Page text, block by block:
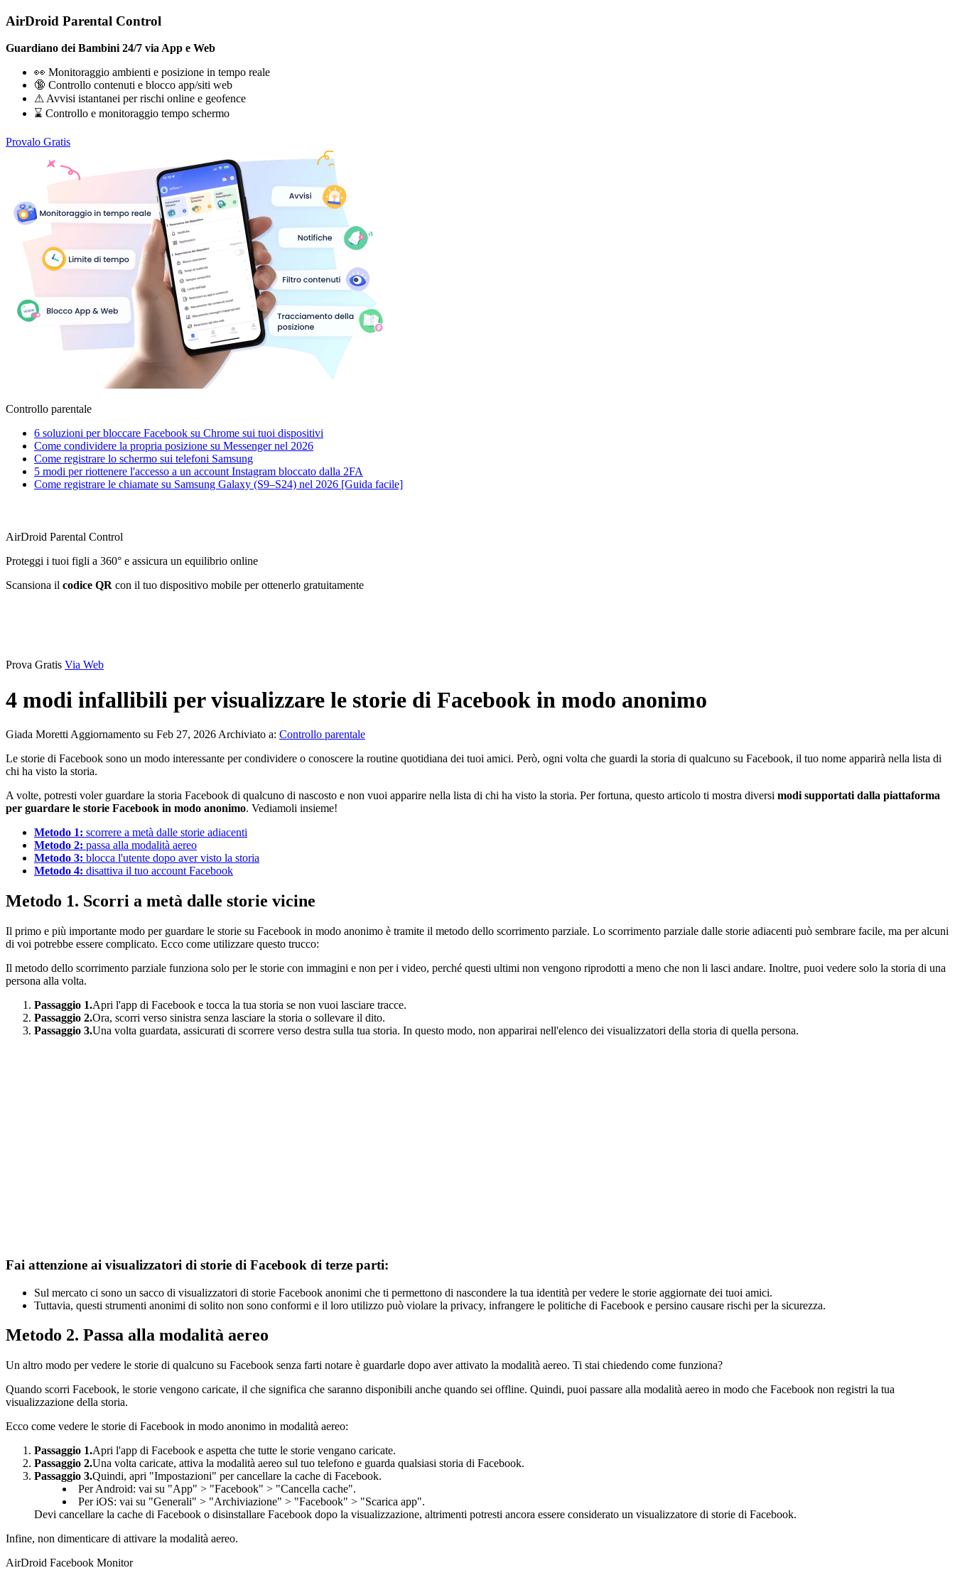
AirDroid Parental Control
Guardiano dei Bambini 24/7 via App e Web
👀 Monitoraggio ambienti e posizione in tempo reale
🔞 Controllo contenuti e blocco app/siti web
⚠ Avvisi istantanei per rischi online e geofence
⌛ Controllo e monitoraggio tempo schermo
Provalo Gratis
Controllo parentale
6 soluzioni per bloccare Facebook su Chrome sui tuoi dispositivi
Come condividere la propria posizione su Messenger nel 2026
Come registrare lo schermo sui telefoni Samsung
5 modi per riottenere l'accesso a un account Instagram bloccato dalla 2FA
Come registrare le chiamate su Samsung Galaxy (S9–S24) nel 2026 [Guida facile]
AirDroid Parental Control
Proteggi i tuoi figli a 360° e assicura un equilibrio online
Scansiona il codice QR con il tuo dispositivo mobile per ottenerlo gratuitamente
Prova Gratis Via Web
4 modi infallibili per visualizzare le storie di Facebook in modo anonimo
Giada Moretti Aggiornamento su Feb 27, 2026 Archiviato a: Controllo parentale
Le storie di Facebook sono un modo interessante per condividere o conoscere la routine quotidiana dei tuoi amici. Però, ogni volta che guardi la storia di qualcuno su Facebook, il tuo nome apparirà nella lista di
chi ha visto la storia.
A volte, potresti voler guardare la storia Facebook di qualcuno di nascosto e non vuoi apparire nella lista di chi ha visto la storia. Per fortuna, questo articolo ti mostra diversi modi supportati dalla piattaforma
per guardare le storie Facebook in modo anonimo. Vediamoli insieme!
Metodo 1: scorrere a metà dalle storie adiacenti
Metodo 2: passa alla modalità aereo
Metodo 3: blocca l'utente dopo aver visto la storia
Metodo 4: disattiva il tuo account Facebook
Metodo 1. Scorri a metà dalle storie vicine
Il primo e più importante modo per guardare le storie su Facebook in modo anonimo è tramite il metodo dello scorrimento parziale. Lo scorrimento parziale dalle storie adiacenti può sembrare facile, ma per alcuni
di voi potrebbe essere complicato. Ecco come utilizzare questo trucco:
Il metodo dello scorrimento parziale funziona solo per le storie con immagini e non per i video, perché questi ultimi non vengono riprodotti a meno che non li lasci andare. Inoltre, puoi vedere solo la storia di una
persona alla volta.
Passaggio 1.Apri l'app di Facebook e tocca la tua storia se non vuoi lasciare tracce.
Passaggio 2.Ora, scorri verso sinistra senza lasciare la storia o sollevare il dito.
Passaggio 3.Una volta guardata, assicurati di scorrere verso destra sulla tua storia. In questo modo, non apparirai nell'elenco dei visualizzatori della storia di quella persona.
Fai attenzione ai visualizzatori di storie di Facebook di terze parti:
Sul mercato ci sono un sacco di visualizzatori di storie Facebook anonimi che ti permettono di nascondere la tua identità per vedere le storie aggiornate dei tuoi amici.
Tuttavia, questi strumenti anonimi di solito non sono conformi e il loro utilizzo può violare la privacy, infrangere le politiche di Facebook e persino causare rischi per la sicurezza.
Metodo 2. Passa alla modalità aereo
Un altro modo per vedere le storie di qualcuno su Facebook senza farti notare è guardarle dopo aver attivato la modalità aereo. Ti stai chiedendo come funziona?
Quando scorri Facebook, le storie vengono caricate, il che significa che saranno disponibili anche quando sei offline. Quindi, puoi passare alla modalità aereo in modo che Facebook non registri la tua
visualizzazione della storia.
Ecco come vedere le storie di Facebook in modo anonimo in modalità aereo:
Passaggio 1.Apri l'app di Facebook e aspetta che tutte le storie vengano caricate.
Passaggio 2.Una volta caricate, attiva la modalità aereo sul tuo telefono e guarda qualsiasi storia di Facebook.
Passaggio 3.Quindi, apri "Impostazioni" per cancellare la cache di Facebook.
Per Android: vai su "App" > "Facebook" > "Cancella cache".
Per iOS: vai su "Generali" > "Archiviazione" > "Facebook" > "Scarica app".
Devi cancellare la cache di Facebook o disinstallare Facebook dopo la visualizzazione, altrimenti potresti ancora essere considerato un visualizzatore di storie di Facebook.
Infine, non dimenticare di attivare la modalità aereo.
AirDroid Facebook Monitor